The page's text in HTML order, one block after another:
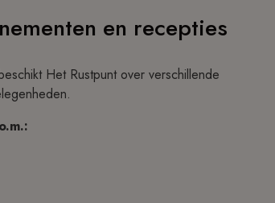
en recepties
Het Rustpunt over verschillende